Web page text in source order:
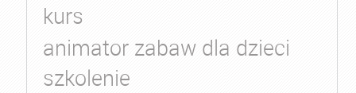
kurs
animator zabaw dla dzieci
szkolenie